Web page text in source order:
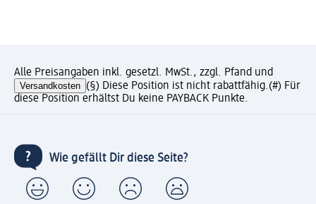
Alle Preisangaben inkl. gesetzl. MwSt., zzgl. Pfand und
Versandkosten (§) Diese Position ist nicht rabattfähig.(#) Für
diese Position erhältst Du keine PAYBACK Punkte.
Wie gefällt Dir diese Seite?